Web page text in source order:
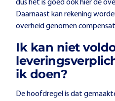
dus het is goed ook hier de
Daarnaast kan rekening
overheid genomen
Ik kan niet
ik doen?
De hoofdregel is dat